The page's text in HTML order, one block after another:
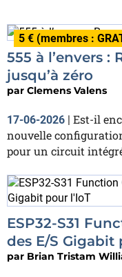
5 € (membres :
555 à l’envers :
jusqu’à zéro
par Clemens Valens
17-06-2026
Est-il
nouvelle
pour un circuit
ESP32-S31
des E/S Gigabit
par Brian Tristam